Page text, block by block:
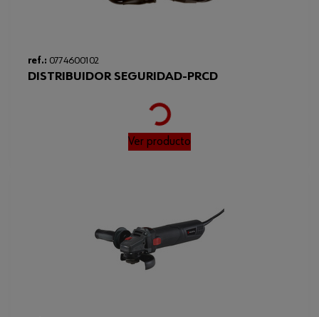
ref.: 0774600102
DISTRIBUIDOR SEGURIDAD-PRCD
Loading...
Ver producto